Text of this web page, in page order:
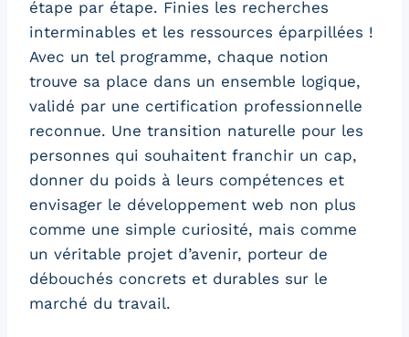
étape par étape. Finies les recherches
interminables et les ressources éparpillées !
Avec un tel programme, chaque notion
trouve sa place dans un ensemble logique,
validé par une certification professionnelle
reconnue. Une transition naturelle pour les
personnes qui souhaitent franchir un cap,
donner du poids à leurs compétences et
envisager le développement web non plus
comme une simple curiosité, mais comme
un véritable projet d’avenir, porteur de
débouchés concrets et durables sur le
marché du travail.